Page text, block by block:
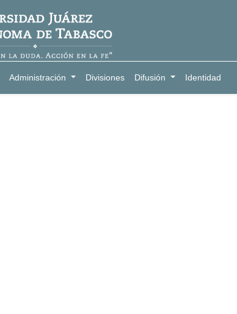
Administración Divisiones Difusión Identidad